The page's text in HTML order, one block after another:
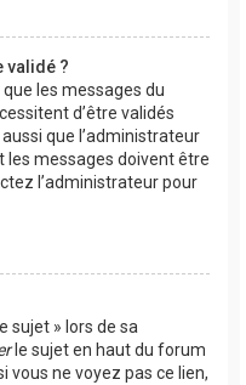
validé ?
les messages du
d’être validés
que l’administrateur
les messages doivent être
l’administrateur pour
sujet » lors de sa
le sujet en haut du forum
vous ne voyez pas ce lien,